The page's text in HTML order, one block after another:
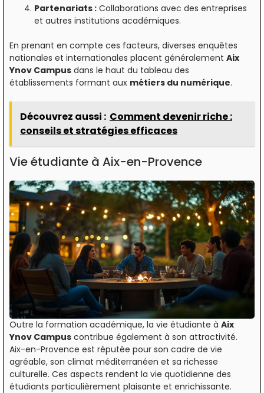
Partenariats : Collaborations avec des entreprises
et autres institutions académiques.
En prenant en compte ces facteurs, diverses enquêtes
nationales et internationales placent généralement Aix
Ynov Campus dans le haut du tableau des
établissements formant aux métiers du numérique.
Découvrez aussi : Comment devenir riche :
conseils et stratégies efficaces
Vie étudiante à Aix-en-Provence
Outre la formation académique, la vie étudiante à Aix
Ynov Campus contribue également à son attractivité.
Aix-en-Provence est réputée pour son cadre de vie
agréable, son climat méditerranéen et sa richesse
culturelle. Ces aspects rendent la vie quotidienne des
étudiants particulièrement plaisante et enrichissante.